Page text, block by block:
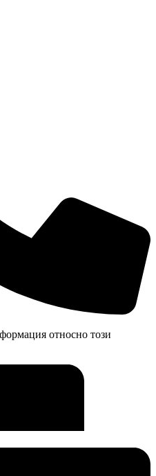
относно този